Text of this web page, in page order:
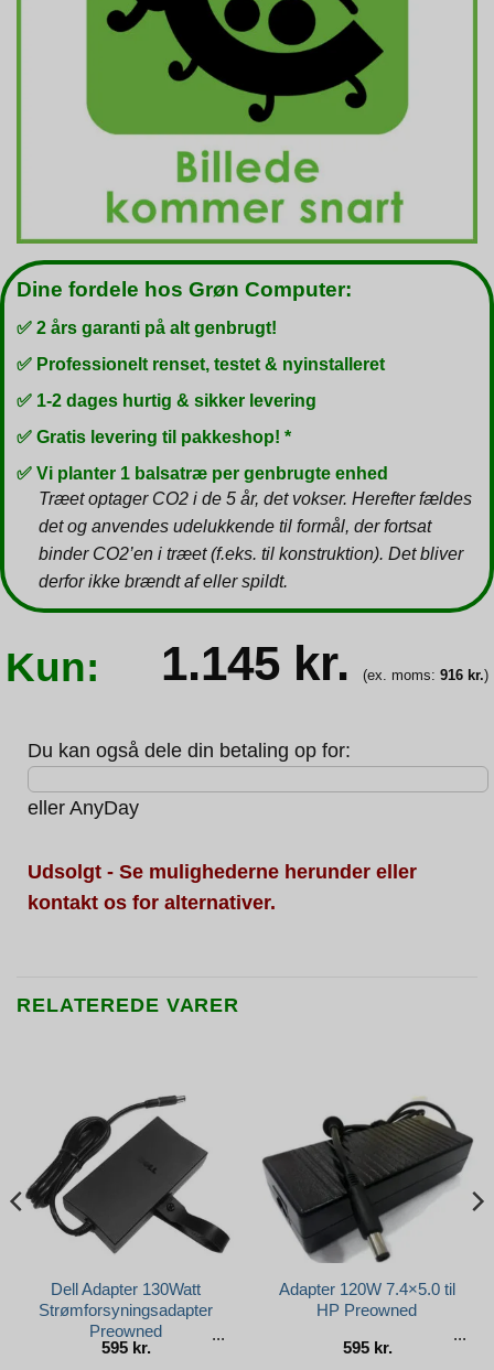
Dine fordele hos Grøn Computer:
✅ 2 års garanti på alt genbrugt!
✅ Professionelt renset, testet & nyinstalleret
✅ 1-2 dages hurtig & sikker levering
✅ Gratis levering til pakkeshop! *
✅ Vi planter 1 balsatræ per genbrugte enhed
Træet optager CO2 i de 5 år, det vokser. Herefter fældes
det og anvendes udelukkende til formål, der fortsat
binder CO2’en i træet (f.eks. til konstruktion). Det bliver
derfor ikke brændt af eller spildt.
Kun: 1.145 kr. (ex. moms: 916 kr.)
Du kan også dele din betaling op for:
eller AnyDay
Udsolgt - Se mulighederne herunder eller
kontakt os for alternativer.
RELATEREDE VARER
Dell Adapter 130Watt
Strømforsyningsadapter
Preowned
595 kr.
Adapter 120W 7.4×5.0 til
HP Preowned
595 kr.